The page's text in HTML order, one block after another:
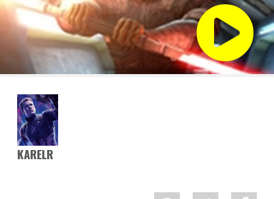
DISKUZE
STATISTIKY
TIRÁŽ
KARELR